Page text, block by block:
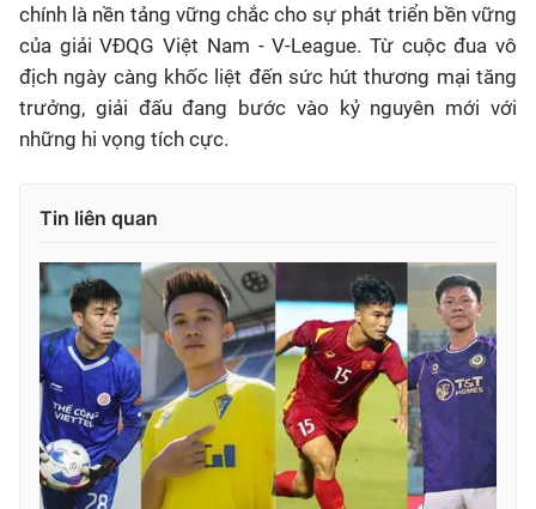
chính là nền tảng vững chắc cho sự phát triển bền vững
của giải VĐQG Việt Nam - V-League. Từ cuộc đua vô
địch ngày càng khốc liệt đến sức hút thương mại tăng
trưởng, giải đấu đang bước vào kỷ nguyên mới với
những hi vọng tích cực.
Tin liên quan